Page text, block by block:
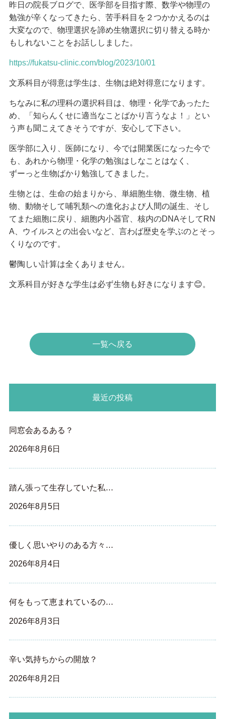
昨日の院長ブログで、医学部を目指す際、数学や物理の
勉強が辛くなってきたら、苦手科目を２つかかえるのは
大変なので、物理選択を諦め生物選択に切り替える時か
もしれないことをお話ししました。
https://fukatsu-clinic.com/blog/2023/10/01
文系科目が得意は学生は、生物は絶対得意になります。
ちなみに私の理科の選択科目は、物理・化学であったた
め、「知らんくせに適当なことばかり言うなよ！」とい
う声も聞こえてきそうですが、安心して下さい。
医学部に入り、医師になり、今では開業医になった今で
も、あれから物理・化学の勉強はしなことはなく、
ずーっと生物ばかり勉強してきました。
生物とは、生命の始まりから、単細胞生物、微生物、植
物、動物そして哺乳類への進化および人間の誕生、そし
てまた細胞に戻り、細胞内小器官、核内のDNAそしてRN
A、ウイルスとの出会いなど、言わば歴史を学ぶのとそっ
くりなのです。
鬱陶しい計算は全くありません。
文系科目が好きな学生は必ず生物も好きになります😊。
一覧へ戻る
最近の投稿
同窓会あるある？
2026年8月6日
踏ん張って生存していた私…
2026年8月5日
優しく思いやりのある方々…
2026年8月4日
何をもって恵まれているの…
2026年8月3日
辛い気持ちからの開放？
2026年8月2日